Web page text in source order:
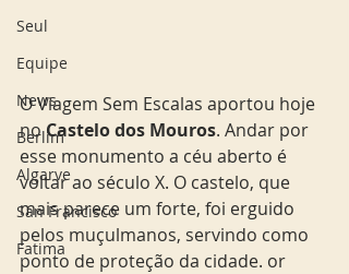
Seul
Equipe
News
Berlim
Algarve
San Francisco
Fatima
O Viagem Sem Escalas aportou hoje
no Castelo dos Mouros. Andar por
esse monumento a céu aberto é
voltar ao século X. O castelo, que
mais parece um forte, foi erguido
pelos muçulmanos, servindo como
ponto de proteção da cidade. or